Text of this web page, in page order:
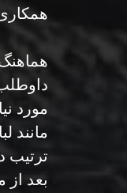
مورد
مانند
ترتیب
بعد از